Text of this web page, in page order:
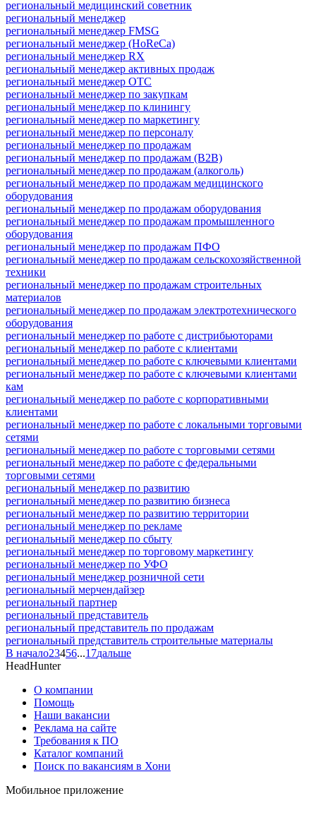
региональный медицинский советник
региональный менеджер
региональный менеджер FMSG
региональный менеджер (HoReCa)
региональный менеджер RX
региональный менеджер активных продаж
региональный менеджер ОТС
региональный менеджер по закупкам
региональный менеджер по клинингу
региональный менеджер по маркетингу
региональный менеджер по персоналу
региональный менеджер по продажам
региональный менеджер по продажам (B2B)
региональный менеджер по продажам (алкоголь)
региональный менеджер по продажам медицинского
оборудования
региональный менеджер по продажам оборудования
региональный менеджер по продажам промышленного
оборудования
региональный менеджер по продажам ПФО
региональный менеджер по продажам сельскохозяйственной
техники
региональный менеджер по продажам строительных
материалов
региональный менеджер по продажам электротехнического
оборудования
региональный менеджер по работе с дистрибьюторами
региональный менеджер по работе с клиентами
региональный менеджер по работе с ключевыми клиентами
региональный менеджер по работе с ключевыми клиентами
кам
региональный менеджер по работе с корпоративными
клиентами
региональный менеджер по работе с локальными торговыми
сетями
региональный менеджер по работе с торговыми сетями
региональный менеджер по работе с федеральными
торговыми сетями
региональный менеджер по развитию
региональный менеджер по развитию бизнеса
региональный менеджер по развитию территории
региональный менеджер по рекламе
региональный менеджер по сбыту
региональный менеджер по торговому маркетингу
региональный менеджер по УФО
региональный менеджер розничной сети
региональный мерчендайзер
региональный партнер
региональный представитель
региональный представитель по продажам
региональный представитель строительные материалы
В начало23456...17дальше
HeadHunter
О компании
Помощь
Наши вакансии
Реклама на сайте
Требования к ПО
Каталог компаний
Поиск по вакансиям в Хони
Мобильное приложение